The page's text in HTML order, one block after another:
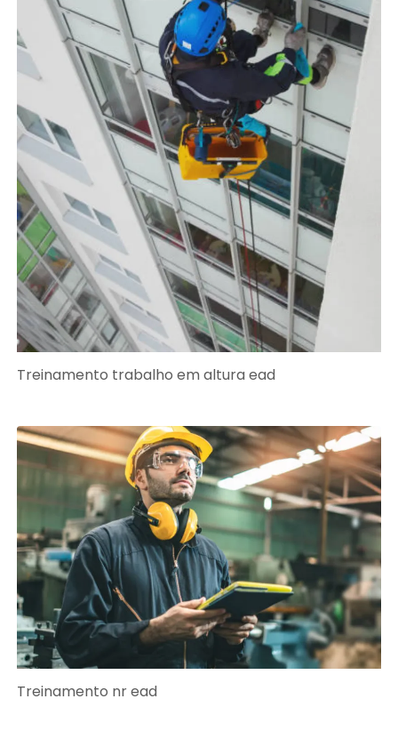
Treinamento trabalho em altura ead
Treinamento nr ead